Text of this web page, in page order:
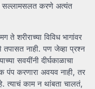
सल्लामसलत करणे अत्यंत
शरीराच्या विविध भागांवर
नाही. पण जेव्हा प्रश्न
सवयींनी दीर्घकाळाचा
करणारा अवयव नाही, तर
त्याचं काम न थांबता चालतं,